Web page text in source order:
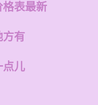
表最新
方有
点儿